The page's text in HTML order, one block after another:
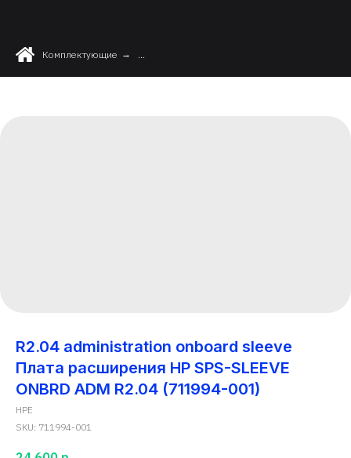
Комплектующие → ...
R2.04 administration onboard sleeve
Плата расширения HP SPS-SLEEVE
ONBRD ADM R2.04 (711994-001)
HPE
SKU: 711994-001